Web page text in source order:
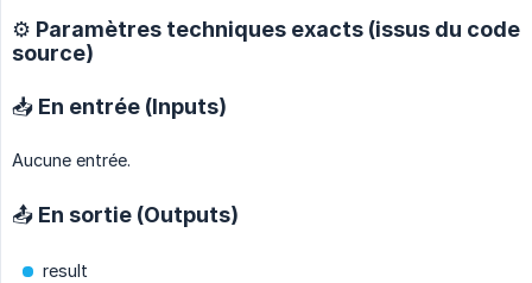
⚙️ Paramètres techniques exacts (issus du code
source)
📥 En entrée (Inputs)
Aucune entrée.
📤 En sortie (Outputs)
result